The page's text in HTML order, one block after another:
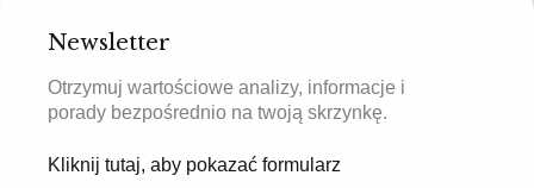
Newsletter
Otrzymuj wartościowe analizy, informacje i
porady bezpośrednio na twoją skrzynkę.
Kliknij tutaj, aby pokazać formularz